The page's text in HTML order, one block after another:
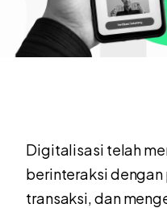
Digitalisasi telah
berinteraksi
transaksi, dan